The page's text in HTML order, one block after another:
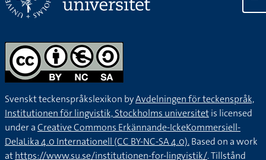
Svenskt teckenspråkslexikon byAvdelningen för teckenspråk,
Institutionen för lingvistik, Stockholms universitetis licensed
under aCreative Commons Erkännande-IckeKommersiell-
DelaLika 4.0 Internationell (CC BY-NC-SA 4.0).Based on a work
athttps://www.su.se/institutionen-for-lingvistik/. Tillstånd